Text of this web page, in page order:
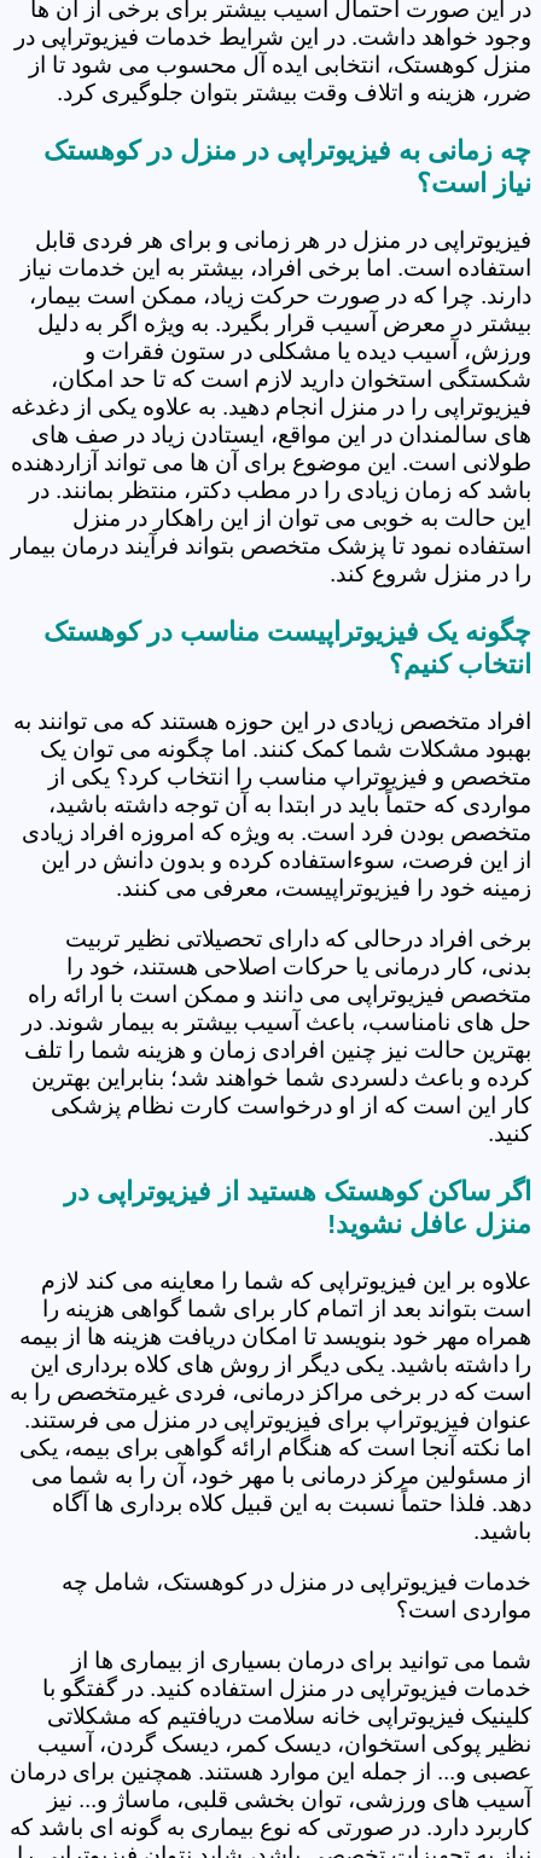
در این صورت احتمال آسیب بیشتر برای برخی از آن ها
وجود خواهد داشت. در این شرایط خدمات فیزیوتراپی در
منزل کوهستک، انتخابی ایده آل محسوب می شود تا از
ضرر، هزینه و اتلاف وقت بیشتر بتوان جلوگیری کرد.
چه زمانی به فیزیوتراپی در منزل در کوهستک
نیاز است؟
فیزیوتراپی در منزل در هر زمانی و برای هر فردی قابل
استفاده است. اما برخی افراد، بیشتر به این خدمات نیاز
دارند. چرا که در صورت حرکت زیاد، ممکن است بیمار،
بیشتر در معرض آسیب قرار بگیرد. به ویژه اگر به دلیل
ورزش، آسیب دیده یا مشکلی در ستون فقرات و
شکستگی استخوان دارید لازم است که تا حد امکان،
فیزیوتراپی را در منزل انجام دهید. به علاوه یکی از دغدغه
های سالمندان در این مواقع، ایستادن زیاد در صف های
طولانی است. این موضوع برای آن ها می تواند آزاردهنده
باشد که زمان زیادی را در مطب دکتر، منتظر بمانند. در
این حالت به خوبی می توان از این راهکار در منزل
استفاده نمود تا پزشک متخصص بتواند فرآیند درمان بیمار
را در منزل شروع کند.
چگونه یک فیزیوتراپیست مناسب در کوهستک
انتخاب کنیم؟
افراد متخصص زیادی در این حوزه هستند که می توانند به
بهبود مشکلات شما کمک کنند. اما چگونه می توان یک
متخصص و فیزیوتراپ مناسب را انتخاب کرد؟ یکی از
مواردی که حتماً باید در ابتدا به آن توجه داشته باشید،
متخصص بودن فرد است. به ویژه که امروزه افراد زیادی
از این فرصت، سوءاستفاده کرده و بدون دانش در این
زمینه خود را فیزیوتراپیست، معرفی می کنند.
برخی افراد درحالی که دارای تحصیلاتی نظیر تربیت
بدنی، کار درمانی یا حرکات اصلاحی هستند، خود را
متخصص فیزیوتراپی می دانند و ممکن است با ارائه راه
حل های نامناسب، باعث آسیب بیشتر به بیمار شوند. در
بهترین حالت نیز چنین افرادی زمان و هزینه شما را تلف
کرده و باعث دلسردی شما خواهند شد؛ بنابراین بهترین
کار این است که از او درخواست کارت نظام پزشکی
کنید.
اگر ساکن کوهستک هستید از فیزیوتراپی در
منزل عافل نشوید!
علاوه بر این فیزیوتراپی که شما را معاینه می کند لازم
است بتواند بعد از اتمام کار برای شما گواهی هزینه را
همراه مهر خود بنویسد تا امکان دریافت هزینه ها از بیمه
را داشته باشید. یکی دیگر از روش های کلاه برداری این
است که در برخی مراکز درمانی، فردی غیرمتخصص را به
عنوان فیزیوتراپ برای فیزیوتراپی در منزل می فرستند.
اما نکته آنجا است که هنگام ارائه گواهی برای بیمه، یکی
از مسئولین مرکز درمانی با مهر خود، آن را به شما می
دهد. فلذا حتماً نسبت به این قبیل کلاه برداری ها آگاه
باشید.
خدمات فیزیوتراپی در منزل در کوهستک، شامل چه
مواردی است؟
شما می توانید برای درمان بسیاری از بیماری ها از
خدمات فیزیوتراپی در منزل استفاده کنید. در گفتگو با
کلینیک فیزیوتراپی خانه سلامت دریافتیم که مشکلاتی
نظیر پوکی استخوان، دیسک کمر، دیسک گردن، آسیب
عصبی و... از جمله این موارد هستند. همچنین برای درمان
آسیب های ورزشی، توان بخشی قلبی، ماساژ و... نیز
کاربرد دارد. در صورتی که نوع بیماری به گونه ای باشد که